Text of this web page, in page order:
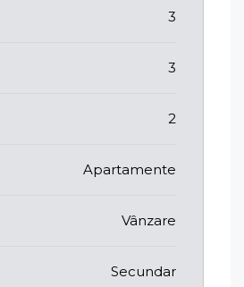
3
3
2
Apartamente
Vânzare
Secundar